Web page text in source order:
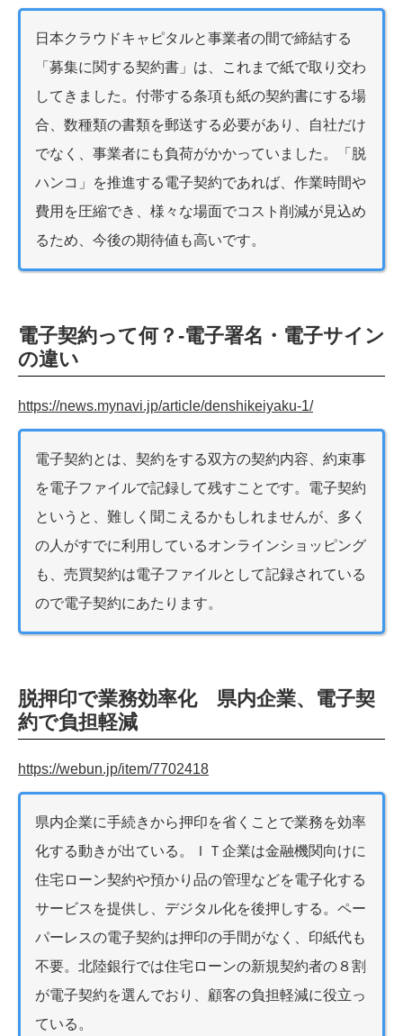
日本クラウドキャピタルと事業者の間で締結する
「募集に関する契約書」は、これまで紙で取り交わ
してきました。付帯する条項も紙の契約書にする場
合、数種類の書類を郵送する必要があり、自社だけ
でなく、事業者にも負荷がかかっていました。「脱
ハンコ」を推進する電子契約であれば、作業時間や
費用を圧縮でき、様々な場面でコスト削減が見込め
るため、今後の期待値も高いです。
電子契約って何？-電子署名・電子サイン
の違い
https://news.mynavi.jp/article/denshikeiyaku-1/
電子契約とは、契約をする双方の契約内容、約束事
を電子ファイルで記録して残すことです。電子契約
というと、難しく聞こえるかもしれませんが、多く
の人がすでに利用しているオンラインショッピング
も、売買契約は電子ファイルとして記録されている
ので電子契約にあたります。
脱押印で業務効率化 県内企業、電子契
約で負担軽減
https://webun.jp/item/7702418
県内企業に手続きから押印を省くことで業務を効率
化する動きが出ている。ＩＴ企業は金融機関向けに
住宅ローン契約や預かり品の管理などを電子化する
サービスを提供し、デジタル化を後押しする。ペー
パーレスの電子契約は押印の手間がなく、印紙代も
不要。北陸銀行では住宅ローンの新規契約者の８割
が電子契約を選んでおり、顧客の負担軽減に役立っ
ている。